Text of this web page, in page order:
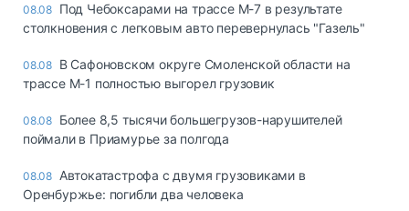
08.08 Под Чебоксарами на трассе М-7 в результате
столкновения с легковым авто перевернулась "Газель"
08.08 В Сафоновском округе Смоленской области на
трассе М-1 полностью выгорел грузовик
08.08 Более 8,5 тысячи большегрузов-нарушителей
поймали в Приамурье за полгода
08.08 Автокатастрофа с двумя грузовиками в
Оренбуржье: погибли два человека